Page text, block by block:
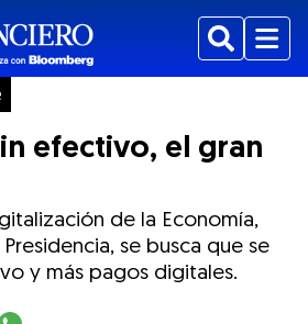
BuscarMenu
efectivo, el gran
de la Economía,
se busca que se
y más pagos digitales.